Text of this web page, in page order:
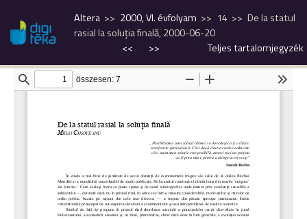
Altera 2000, VI. évfolyam 14
De la statul
rasial la soluţia finală, 2000-06-20
<<
>> Teljes tartalomjegyzék